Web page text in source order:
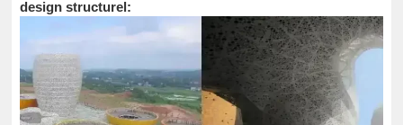
design structurel: